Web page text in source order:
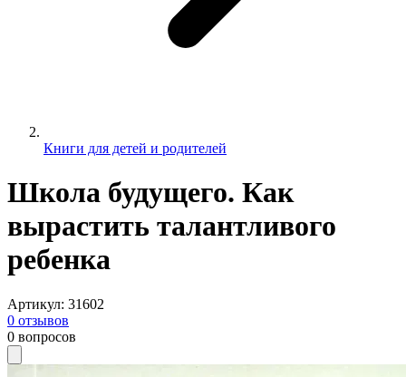
Книги для детей и родителей
Школа будущего. Как
вырастить талантливого
ребенка
Артикул: 31602
0 отзывов
0 вопросов